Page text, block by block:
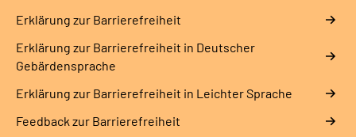
Erklärung zur Barrierefreiheit
Erklärung zur Barrierefreiheit in Deutscher
Gebärdensprache
Erklärung zur Barrierefreiheit in Leichter Sprache
Feedback zur Barrierefreiheit